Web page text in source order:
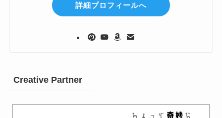
詳細プロフィールへ
Creative Partner